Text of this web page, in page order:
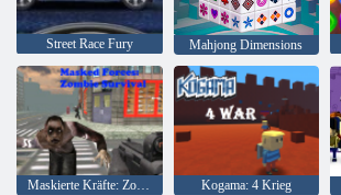
Street Race Fury Mahjong Dimensions
Kogama: 4 Krieg